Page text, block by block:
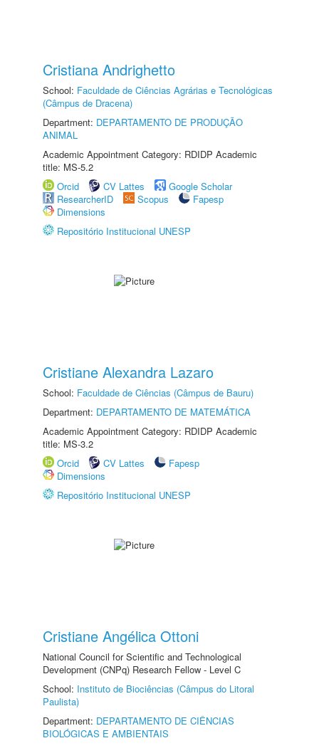
Cristiana Andrighetto
School: Faculdade de Ciências Agrárias e Tecnológicas
(Câmpus de Dracena)
Department: DEPARTAMENTO DE PRODUÇÃO
ANIMAL
Academic Appointment Category: RDIDP Academic
title: MS-5.2
Orcid
CV Lattes
Google Scholar
ResearcherID
Scopus
Fapesp
Dimensions
Repositório Institucional UNESP
Cristiane Alexandra Lazaro
School: Faculdade de Ciências (Câmpus de Bauru)
Department: DEPARTAMENTO DE MATEMÁTICA
Academic Appointment Category: RDIDP Academic
title: MS-3.2
Orcid
CV Lattes
Fapesp
Dimensions
Repositório Institucional UNESP
Cristiane Angélica Ottoni
National Council for Scientific and Technological
Development (CNPq) Research Fellow - Level C
School: Instituto de Biociências (Câmpus do Litoral
Paulista)
Department: DEPARTAMENTO DE CIÊNCIAS
BIOLÓGICAS E AMBIENTAIS